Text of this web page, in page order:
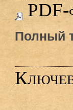
PDF-
Полный